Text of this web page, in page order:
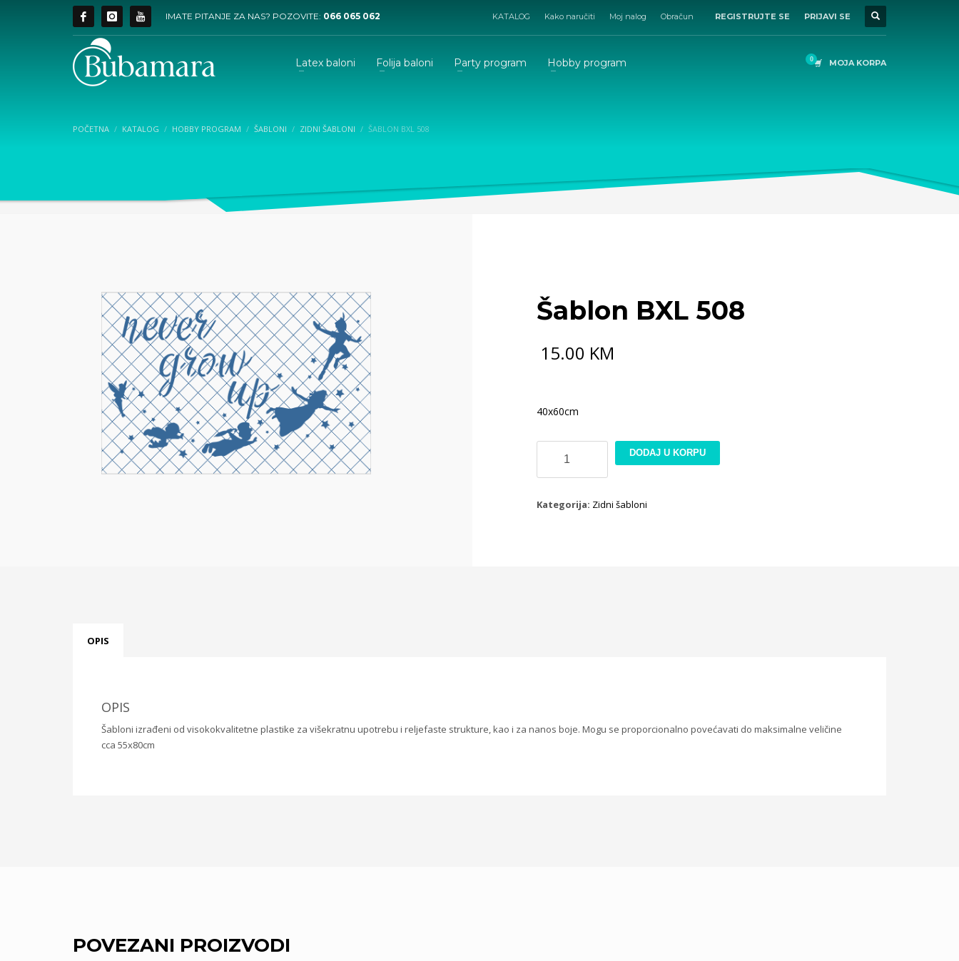
IMATE PITANJE ZA NAS? POZOVITE: 066 065 062 KATALOG Kako naručiti Moj nalog Obračun REGISTRUJTE SE PRIJAVI SE
Latex baloni Folija baloni Party program Hobby program MOJA KORPA
POČETNA KATALOG HOBBY PROGRAM ŠABLONI ZIDNI ŠABLONI ŠABLON BXL 508
Šablon BXL 508
15.00 KM
40x60cm
508
DODAJ U KORPU
Kategorija: Zidni šabloni
OPIS
OPIS
Šabloni izrađeni od visokokvalitetne plastike za višekratnu upotrebu i reljefaste strukture, kao i za nanos boje. Mogu se proporcionalno povećavati do maksimalne veličine
cca 55x80cm
POVEZANI PROIZVODI